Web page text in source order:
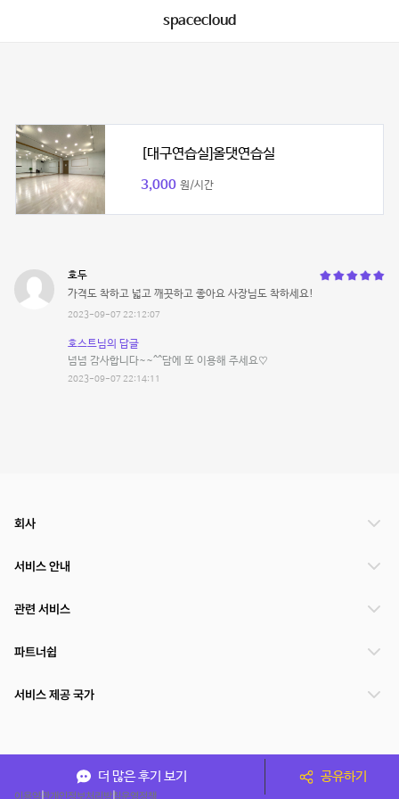
spacecloud
[대구연습실]올댓연습실
3,000 원/시간
호두
가격도 착하고 넓고 깨끗하고 좋아요 사장님도 착하세요!
2023-09-07 22:12:07
호스트님의 답글
넘넘 감사합니다~~^^담에 또 이용해 주세요♡
2023-09-07 22:14:11
더 많은 후기 보기 공유하기
회사
서비스 안내
관련 서비스
파트너쉽
서비스 제공 국가
이용약관개인정보처리방침운영정책